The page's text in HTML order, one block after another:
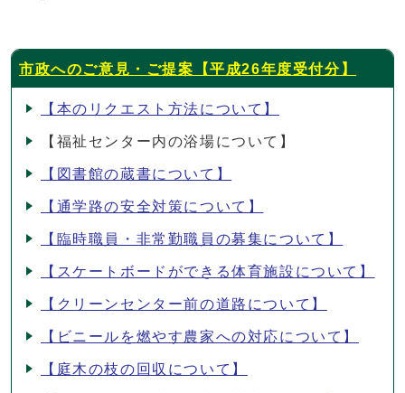
市政へのご意見・ご提案【平成26年度受付分】
【本のリクエスト方法について】
【福祉センター内の浴場について】
【図書館の蔵書について】
【通学路の安全対策について】
【臨時職員・非常勤職員の募集について】
【スケートボードができる体育施設について】
【クリーンセンター前の道路について】
【ビニールを燃やす農家への対応について】
【庭木の枝の回収について】